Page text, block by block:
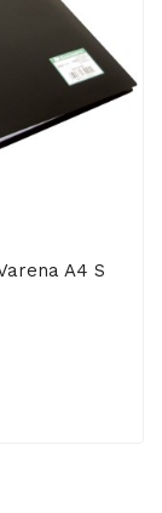
A4 S